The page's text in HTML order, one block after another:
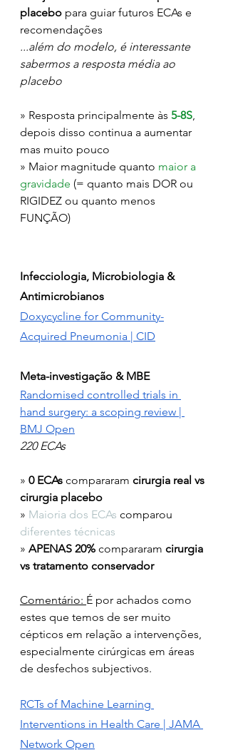
placebo para guiar futuros ECAs e
recomendações
...além do modelo, é interessante
sabermos a resposta média ao
placebo
» Resposta principalmente às 5-8S
depois disso continua a aumentar
mas muito pouco
» Maior magnitude quanto maior a
gravidade (= quanto mais DOR ou
RIGIDEZ ou quanto menos
FUNÇÃO)
Infecciologia, Microbiologia &
Antimicrobianos
Doxycycline for Community-
Acquired Pneumonia | CID
Meta-investigação & MBE
Randomised controlled trials in
hand surgery: a scoping review |
BMJ Open
220 ECAs
» 0 ECAs compararam cirurgia real vs
cirurgia placebo
» Maioria dos ECAs comparou
diferentes técnicas
» APENAS 20% compararam cirurgia
vs tratamento conservador
Comentário: É por achados como
estes que temos de ser muito
cépticos em relação a intervenções,
especialmente cirúrgicas em áreas
de desfechos subjectivos.
RCTs of Machine Learning
Interventions in Health Care | JAMA
Network Open